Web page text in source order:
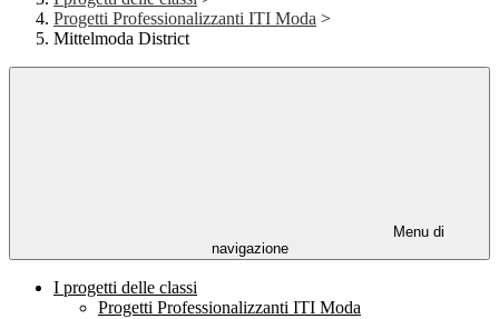
Progetti Professionalizzanti ITI Moda >
Mittelmoda District
Menu di
navigazione
I progetti delle classi
Progetti Professionalizzanti ITI Moda